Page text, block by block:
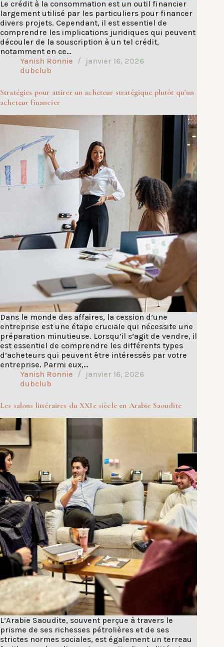
Le crédit à la consommation est un outil financier
largement utilisé par les particuliers pour financer
divers projets. Cependant, il est essentiel de
comprendre les implications juridiques qui peuvent
découler de la souscription à un tel crédit,
notamment en ce…
Yanish Ronnie
janvier 16, 2026
dubclub
Stratégies pour attirer un acheteur stratégique plutôt qu’un
acheteur financier
Dans le monde des affaires, la cession d’une
entreprise est une étape cruciale qui nécessite une
préparation minutieuse. Lorsqu’il s’agit de vendre, il
est essentiel de comprendre les différents types
d’acheteurs qui peuvent être intéressés par votre
entreprise. Parmi eux,…
Yanish Ronnie
janvier 16, 2026
dubclub
Les salons littéraires du XXIe siècle en Arabie Saoudite
L’Arabie Saoudite, souvent perçue à travers le
prisme de ses richesses pétrolières et de ses
strictes normes sociales, est également un terreau